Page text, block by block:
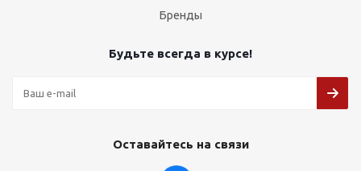
Бренды
Будьте всегда в курсе!
Оставайтесь на связи